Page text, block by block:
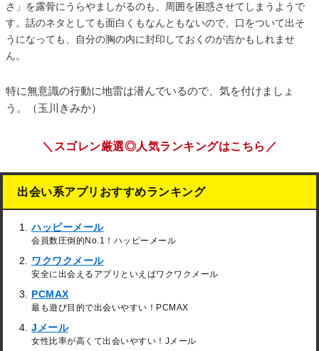
さ」を露骨にうらやましがるのも、周囲を困惑させてしまうようで
す。話のネタとしても面白くもなんともないので、口をついて出そ
うになっても、自分の胸の内に封印しておくのが吉かもしれませ
ん。
特に無意識の行動に地雷は潜んでいるので、気を付けましょ
う。（玉川きみか）
＼スゴレン厳選◎人気ランキングはこちら／
出会い系アプリおすすめランキング
ハッピーメール
会員数圧倒的No.1！ハッピーメール
ワクワクメール
安全に出会えるアプリといえばワクワクメール
PCMAX
最も遊び目的で出会いやすい！PCMAX
Jメール
女性比率が高くて出会いやすい！Jメール